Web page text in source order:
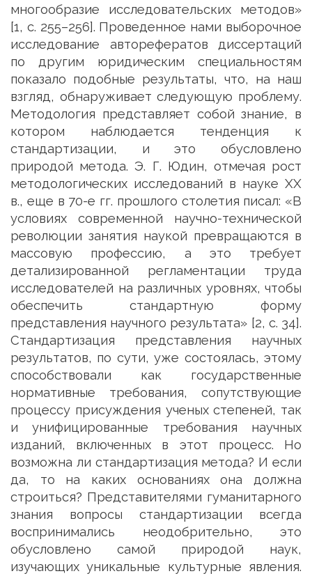
многообразие исследовательских методов»
[1, с. 255–256]. Проведенное нами выборочное
исследование авторефератов диссертаций
по другим юридическим специальностям
показало подобные результаты, что, на наш
взгляд, обнаруживает следующую проблему.
Методология представляет собой знание, в
котором наблюдается тенденция к
стандартизации, и это обусловлено
природой метода. Э. Г. Юдин, отмечая рост
методологических исследований в науке ХХ
в., еще в 70-е гг. прошлого столетия писал: «В
условиях современной научно-технической
революции занятия наукой превращаются в
массовую профессию, а это требует
детализированной регламентации труда
исследователей на различных уровнях, чтобы
обеспечить стандартную форму
представления научного результата» [2, с. 34].
Стандартизация представления научных
результатов, по сути, уже состоялась, этому
способствовали как государственные
нормативные требования, сопутствующие
процессу присуждения ученых степеней, так
и унифицированные требования научных
изданий, включенных в этот процесс. Но
возможна ли стандартизация метода? И если
да, то на каких основаниях она должна
строиться? Представителями гуманитарного
знания вопросы стандартизации всегда
воспринимались неодобрительно, это
обусловлено самой природой наук,
изучающих уникальные культурные явления.